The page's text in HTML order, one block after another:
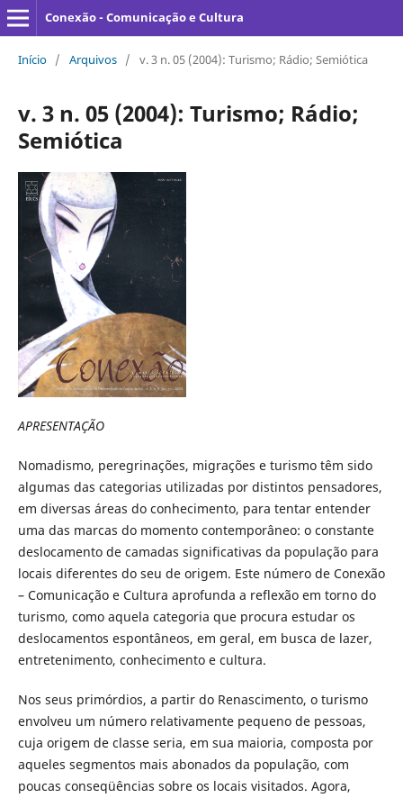
Conexão - Comunicação e Cultura
Início / Arquivos / v. 3 n. 05 (2004): Turismo; Rádio; Semiótica
v. 3 n. 05 (2004): Turismo; Rádio;
Semiótica
APRESENTAÇÃO
Nomadismo, peregrinações, migrações e turismo têm sido
algumas das categorias utilizadas por distintos pensadores,
em diversas áreas do conhecimento, para tentar entender
uma das marcas do momento contemporâneo: o constante
deslocamento de camadas significativas da população para
locais diferentes do seu de origem. Este número de Conexão
– Comunicação e Cultura aprofunda a reflexão em torno do
turismo, como aquela categoria que procura estudar os
deslocamentos espontâneos, em geral, em busca de lazer,
entretenimento, conhecimento e cultura.
Nos seus primórdios, a partir do Renascimento, o turismo
envolveu um número relativamente pequeno de pessoas,
cuja origem de classe seria, em sua maioria, composta por
aqueles segmentos mais abonados da população, com
poucas conseqüências sobre os locais visitados. Agora,